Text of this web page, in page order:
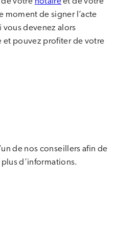
moment de signer l’acte
vous devenez alors
pouvez profiter de votre
de nos conseillers afin de
d’informations.